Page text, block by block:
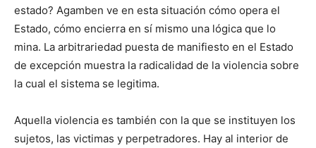
estado? Agamben ve en esta situación cómo opera el
Estado, cómo encierra en sí mismo una lógica que lo
mina. La arbitrariedad puesta de manifiesto en el Estado
de excepción muestra la radicalidad de la violencia sobre
la cual el sistema se legitima.
Aquella violencia es también con la que se instituyen los
sujetos, las victimas y perpetradores. Hay al interior de